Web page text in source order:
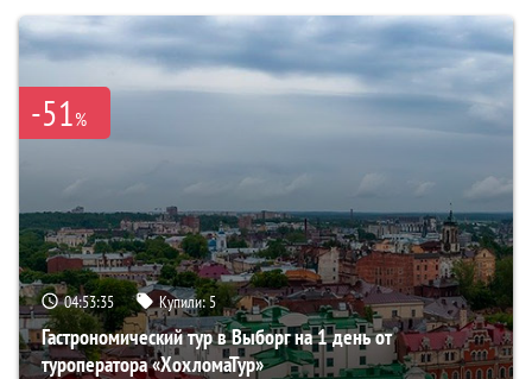
-51%
04:53:33 Купили:5
Гастрономический тур в Выборг на 1 день от
туроператора «ХохломаТур»